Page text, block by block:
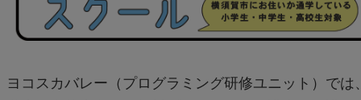
ヨコスカバレー（プログラミング研修ユニット）で